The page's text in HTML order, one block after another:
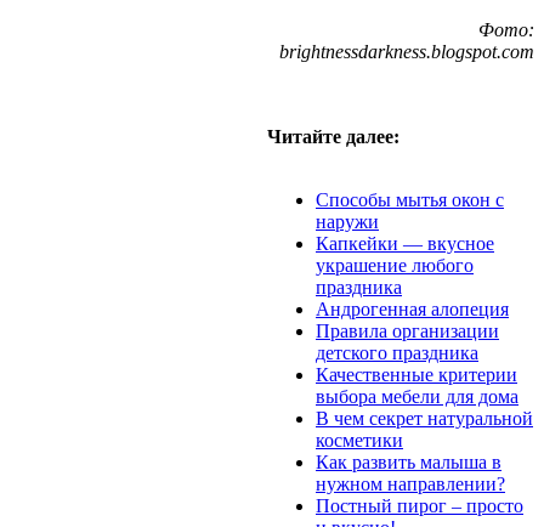
Фото:
brightnessdarkness.blogspot.com
Читайте далее:
Способы мытья окон с
наружи
Капкейки — вкусное
украшение любого
праздника
Андрогенная алопеция
Правила организации
детского праздника
Качественные критерии
выбора мебели для дома
В чем секрет натуральной
косметики
Как развить малыша в
нужном направлении?
Постный пирог – просто